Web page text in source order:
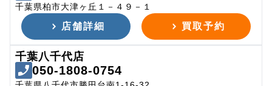
千葉県柏市大津ヶ丘１－４９－１
店舗詳細 買取予約
千葉八千代店
050-1808-0754